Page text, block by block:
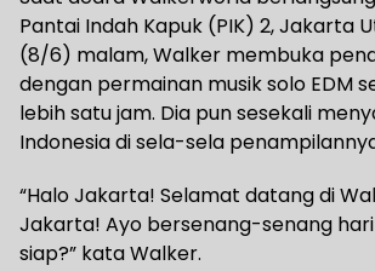
Pantai Indah Kapuk (PIK) 2, Jakarta
(8/6) malam, Walker membuka
dengan permainan musik solo EDM
lebih satu jam. Dia pun sesekali
Indonesia di sela-sela
“Halo Jakarta! Selamat datang di
Jakarta! Ayo bersenang-senang hari
siap?” kata Walker.